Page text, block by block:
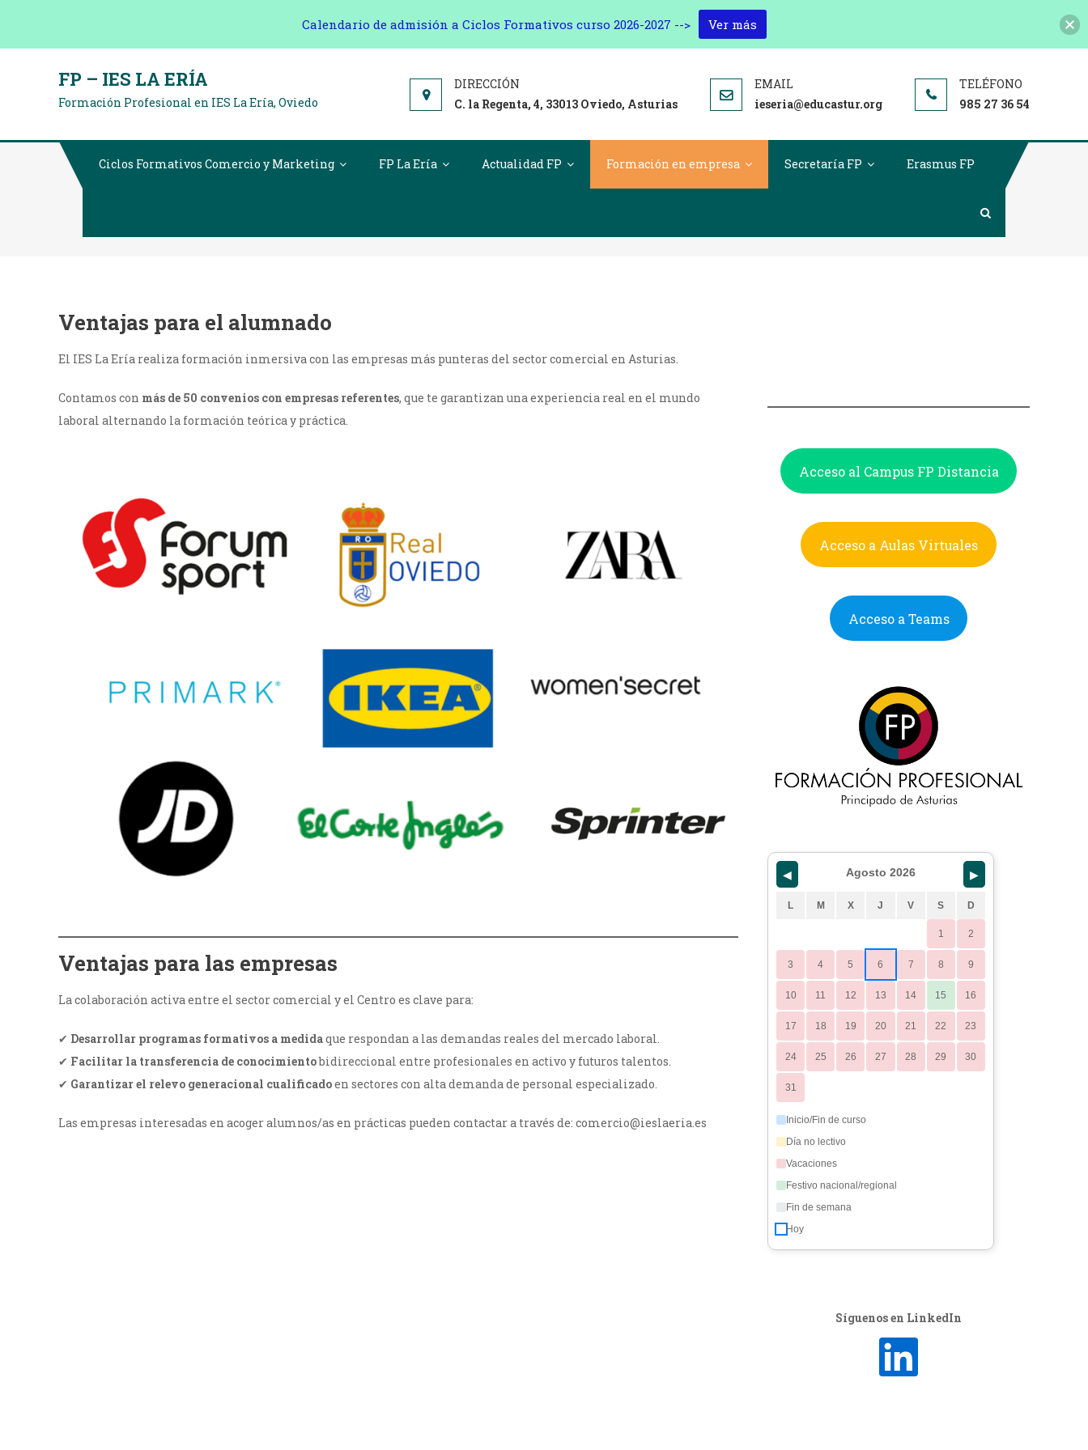
FP – IES LA ERÍA
Formación Profesional en IES La Ería, Oviedo C. la Regenta, 4, 33013 Oviedo, Asturias ieseria@educastur.org 985 27 36 54
Ciclos Formativos Comercio y Marketing FP La Ería Actualidad FP Formación en empresa Secretaría FP Erasmus FP
Ventajas para el alumnado
El IES La Ería realiza formación inmersiva con las empresas más punteras del sector comercial en Asturias.
Contamos con más de 50 convenios con empresas referentes, que te garantizan una experiencia real en el mundo
laboral alternando la formación teórica y práctica.
Ventajas para las empresas
La colaboración activa entre el sector comercial y el Centro es clave para:
✔ Desarrollar programas formativos a medidaque respondan a las demandas reales del mercado laboral.
✔ Facilitar la transferencia de conocimientobidireccional entre profesionales en activo y futuros talentos.
✔ Garantizar el relevo generacional cualificadoen sectores con alta demanda de personal especializado.
Las empresas interesadas en acoger alumnos/as en prácticas pueden contactar a través de: comercio@ieslaeria.es
Acceso al Campus FP Distancia
Acceso a Aulas Virtuales
Acceso a Teams
◀ Agosto 2026 ▶
L M X J V S D
1 2
3 4 5 6 7 8 9
10 11 12 13 14 15 16
17 18 19 20 21 22 23
24 25 26 27 28 29 30
31
Inicio/Fin de curso
Día no lectivo
Vacaciones
Festivo nacional/regional
Fin de semana
Hoy
Síguenos en LinkedIn
Calendario de admisión a Ciclos Formativos curso 2026-2027 --> Ver más